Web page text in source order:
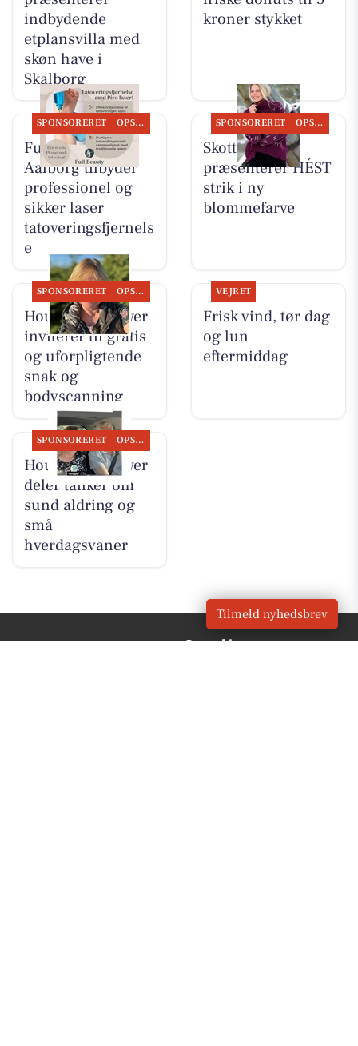
indbydende
etplansvilla med
skøn have i
Skalborg
kroner stykket
SPONSORERET OPSLAGSTAVLEN
Full Beauty
Aalborg tilbyder
professionel og
sikker laser
tatoveringsfjernels
e
SPONSORERET OPSLAGSTAVLEN
Skott Aalborg
præsenterer HÉST
strik i ny
blommefarve
SPONSORERET OPSLAGSTAVLEN
Houen Life Power
inviterer til gratis
og uforpligtende
snak og
bodyscanning
VEJRET
Frisk vind, tør dag
og lun
eftermiddag
SPONSORERET OPSLAGSTAVLEN
Houen Life Power
deler tanker om
sund aldring og
små
hverdagsvaner
VORES BY Aalborg
Tilmeld nyhedsbrev